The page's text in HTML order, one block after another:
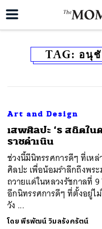
TAG: อนุ
Art and Design
เสพศิลปะ ‘ธ สถิตใน
ราชดำเนิน
ช่วงนี้มีนิทรรศการดีๆ ที่เห
ศิลปะ เพื่อน้อมรำลึกถึงพร
ถวายแด่ในหลวงรัชกาลที่
อีกนิทรรศการดีๆ ที่ตั้งอยู่ไ
วัง ...
โดยพีรพัฒน์ วิมลรังครัตน์